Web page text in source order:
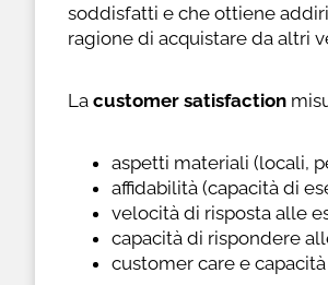
soddisfatti e che ottiene
ragione di acquistare da altri
La customer satisfaction
aspetti materiali (locali,
affidabilità (capacità di
velocità di risposta alle
capacità di rispondere
customer care e